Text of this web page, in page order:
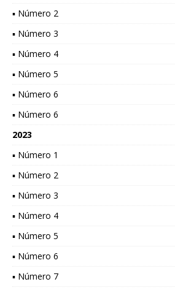
▪ Número 2
▪ Número 3
▪ Número 4
▪ Número 5
▪ Número 6
▪ Número 6
2023
▪ Número 1
▪ Número 2
▪ Número 3
▪ Número 4
▪ Número 5
▪ Número 6
▪ Número 7